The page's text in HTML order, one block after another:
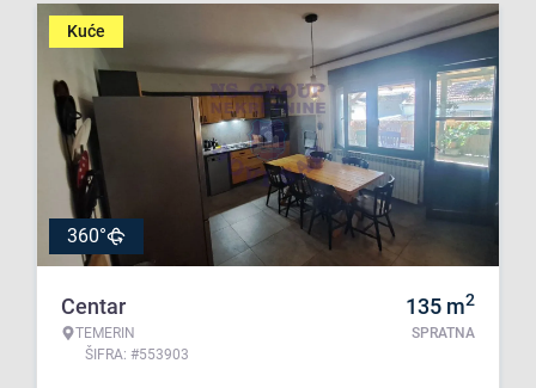
Kuće
360°
Centar
TEMERIN
ŠIFRA: #553903
135 m2
SPRATNA